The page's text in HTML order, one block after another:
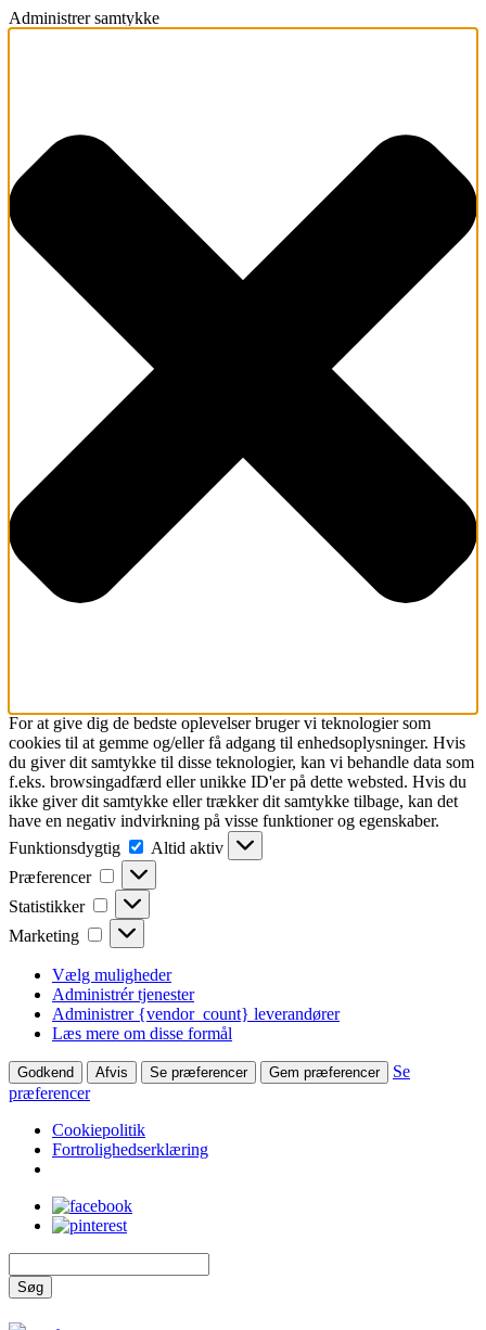
Administrer samtykke
For at give dig de bedste oplevelser bruger vi teknologier som
cookies til at gemme og/eller få adgang til enhedsoplysninger. Hvis
du giver dit samtykke til disse teknologier, kan vi behandle data som
f.eks. browsingadfærd eller unikke ID'er på dette websted. Hvis du
ikke giver dit samtykke eller trækker dit samtykke tilbage, kan det
have en negativ indvirkning på visse funktioner og egenskaber.
Funktionsdygtig
Funktionsdygtig
Altid aktiv
Præferencer
Præferencer
Statistikker Statistikker
Marketing Marketing
Vælg muligheder
Administrér tjenester
Administrer {vendor_count} leverandører
Læs mere om disse formål
Godkend Afvis Se præferencer Gem præferencer
Se
præferencer
Cookiepolitik
Fortrolighedserklæring
Søg